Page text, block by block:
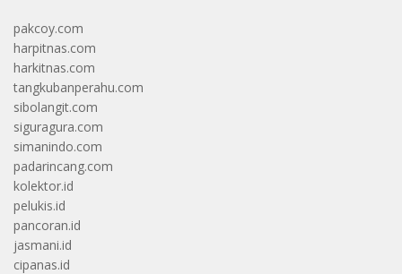
pakcoy.com
harpitnas.com
harkitnas.com
tangkubanperahu.com
sibolangit.com
siguragura.com
simanindo.com
padarincang.com
kolektor.id
pelukis.id
pancoran.id
jasmani.id
cipanas.id